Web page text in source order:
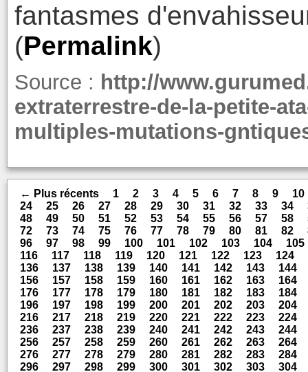
fantasmes
(Permalink)
Source : http://
extraterrestre-de-la-petite-
multiples-mutations-
← Plus récents 1 2 3 4 5 6 7 8 9
10
24
25 26 27 28 29 30 31 32 33 34
48
49 50 51 52 53 54 55 56 57 58
72
73 74 75 76 77 78 79 80 81 82
96
97 98 99 100 101 102 103 104
105
116
117 118 119 120 121 122 123 124
136
137 138 139 140 141 142 143
144
156
157 158 159 160 161 162 163
164
176
177 178 179 180 181 182 183
184
196
197 198 199 200 201 202 203
204
216
217 218 219 220 221 222 223
224
236
237 238 239 240 241 242 243
244
256
257 258 259 260 261 262 263
264
276
277 278 279 280 281 282 283
284
296
297 298 299 300 301 302 303
304